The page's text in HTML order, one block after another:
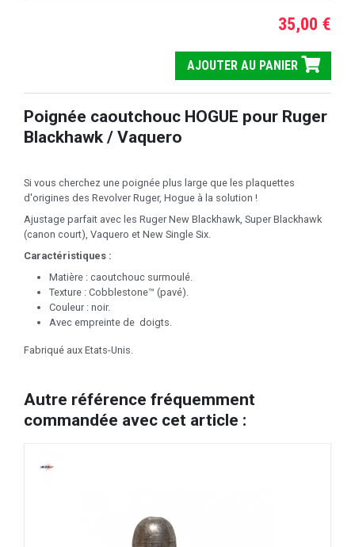
35,00 €
AJOUTER AU PANIER
Poignée caoutchouc HOGUE pour Ruger
Blackhawk / Vaquero
Si vous cherchez une poignée plus large que les plaquettes
d'origines des Revolver Ruger, Hogue à la solution !
Ajustage parfait avec les Ruger New Blackhawk, Super Blackhawk
(canon court), Vaquero et New Single Six.
Caractéristiques :
Matière : caoutchouc surmoulé.
Texture : Cobblestone™ (pavé).
Couleur : noir.
Avec empreinte de doigts.
Fabriqué aux Etats-Unis.
Autre référence fréquemment
commandée avec cet article :